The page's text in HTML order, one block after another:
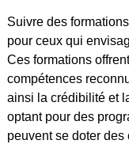
Suivre des
pour ceux qui
Ces formations
compétences
ainsi la crédibilité et
optant pour des
peuvent se doter